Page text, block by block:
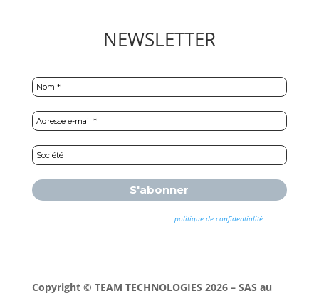
NEWSLETTER
politique de confidentialitépour
plus d’informations.
Copyright © TEAM TECHNOLOGIES 2026 – SAS au